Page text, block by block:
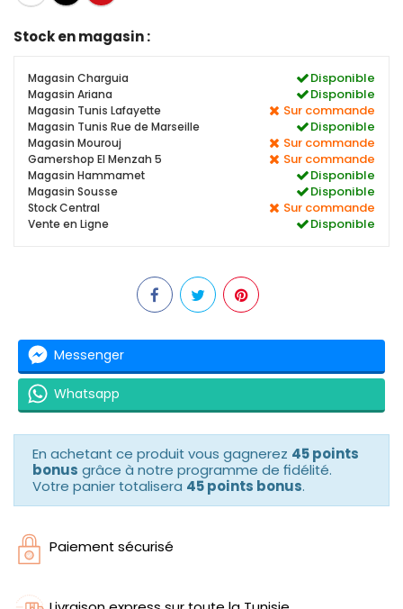
Stock en magasin :
Magasin Charguia Disponible
Magasin Ariana Disponible
Magasin Tunis Lafayette Sur commande
Magasin Tunis Rue de Marseille Disponible
Magasin Mourouj Sur commande
Gamershop El Menzah 5 Sur commande
Magasin Hammamet Disponible
Magasin Sousse Disponible
Stock Central Sur commande
Vente en Ligne Disponible
Messenger
Whatsapp
En achetant ce produit vous gagnerez 45 points
bonus grâce à notre programme de fidélité.
Votre panier totalisera 45 points bonus.
Paiement sécurisé